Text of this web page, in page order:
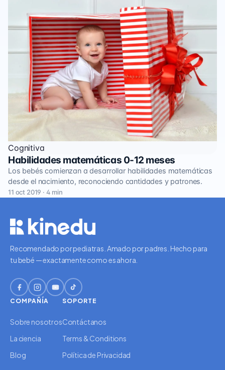
Cognitiva
Habilidades matemáticas 0-12 meses
Los bebés comienzan a desarrollar habilidades matemáticas
desde el nacimiento, reconociendo cantidades y patrones.
11 oct 2019 · 4 min
Recomendado por pediatras. Amado por padres. Hecho para
tu bebé — exactamente como es ahora.
COMPAÑÍA
Sobre nosotros
La ciencia
Blog
SOPORTE
Contáctanos
Terms & Conditions
Política de Privacidad